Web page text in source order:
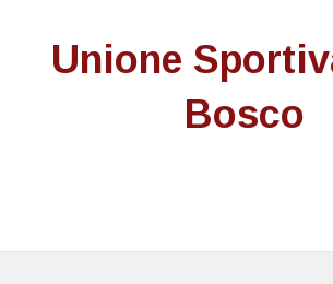
Unione
Bosco